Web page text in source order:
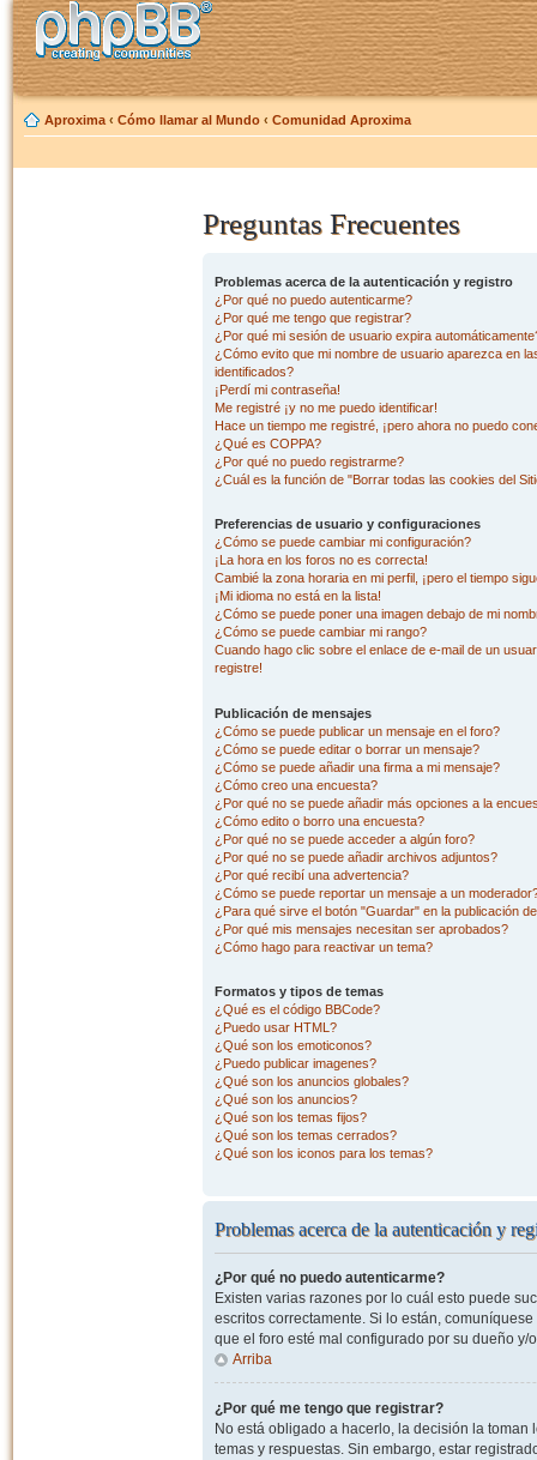
Aproxima ‹ Cómo llamar al Mundo ‹ Comunidad Aproxima
Preguntas Frecuentes
Problemas acerca de la autenticación y registro
¿Por qué no puedo autenticarme?
¿Por qué me tengo que registrar?
¿Por qué mi sesión de usuario expira
¿Cómo evito que mi nombre de usuario aparezca en
identificados?
¡Perdí mi contraseña!
Me registré ¡y no me puedo identificar!
Hace un tiempo me registré, ¡pero ahora no puedo
¿Qué es COPPA?
¿Por qué no puedo registrarme?
¿Cuál es la función de "Borrar todas las cookies del
Preferencias de usuario y configuraciones
¿Cómo se puede cambiar mi configuración?
¡La hora en los foros no es correcta!
Cambié la zona horaria en mi perfil, ¡pero el tiempo
¡Mi idioma no está en la lista!
¿Cómo se puede poner una imagen debajo de mi
¿Cómo se puede cambiar mi rango?
Cuando hago clic sobre el enlace de e-mail de un
registre!
Publicación de mensajes
¿Cómo se puede publicar un mensaje en el foro?
¿Cómo se puede editar o borrar un mensaje?
¿Cómo se puede añadir una firma a mi mensaje?
¿Cómo creo una encuesta?
¿Por qué no se puede añadir más opciones a la
¿Cómo edito o borro una encuesta?
¿Por qué no se puede acceder a algún foro?
¿Por qué no se puede añadir archivos adjuntos?
¿Por qué recibí una advertencia?
¿Cómo se puede reportar un mensaje a un
¿Para qué sirve el botón "Guardar" en la publicación
¿Por qué mis mensajes necesitan ser aprobados?
¿Cómo hago para reactivar un tema?
Formatos y tipos de temas
¿Qué es el código BBCode?
¿Puedo usar HTML?
¿Qué son los emoticonos?
¿Puedo publicar imagenes?
¿Qué son los anuncios globales?
¿Qué son los anuncios?
¿Qué son los temas fijos?
¿Qué son los temas cerrados?
¿Qué son los iconos para los temas?
Problemas acerca de la autenticación y
¿Por qué no puedo autenticarme?
Existen varias razones por lo cuál esto puede
escritos correctamente. Si lo están,
que el foro esté mal configurado por su dueño
Arriba
¿Por qué me tengo que registrar?
No está obligado a hacerlo, la decisión la
temas y respuestas. Sin embargo, estar